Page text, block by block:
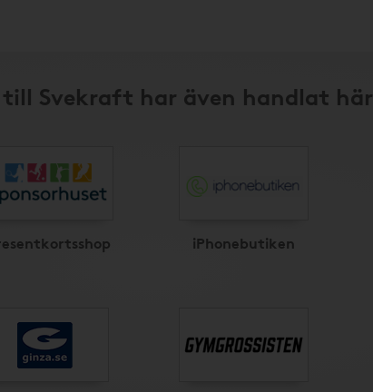
till Svekraft har även handlat här
iPhonebutiken